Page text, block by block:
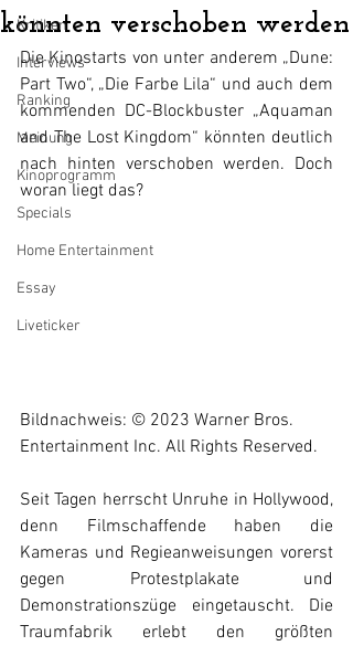
Kritiken
Interviews
Ranking
Meinung
Kinoprogramm
Specials
Home Entertainment
Essay
Liveticker
könnten verschoben werden
Die Kinostarts von unter anderem „Dune:
Part Two“, „Die Farbe Lila“ und auch dem
kommenden DC-Blockbuster „Aquaman
and The Lost Kingdom“ könnten deutlich
nach hinten verschoben werden. Doch
woran liegt das?
Bildnachweis: © 2023 Warner Bros.
Entertainment Inc. All Rights Reserved.
Seit Tagen herrscht Unruhe in Hollywood,
denn Filmschaffende haben die
Kameras und Regieanweisungen vorerst
gegen Protestplakate und
Demonstrationszüge eingetauscht. Die
Traumfabrik erlebt den größten